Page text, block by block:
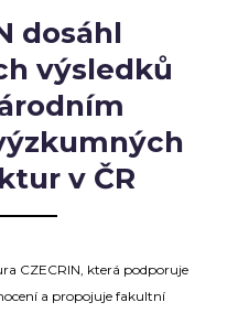
dosáhl
výsledků
v ČR
CZECRIN, která podporuje
a propojuje fakultní